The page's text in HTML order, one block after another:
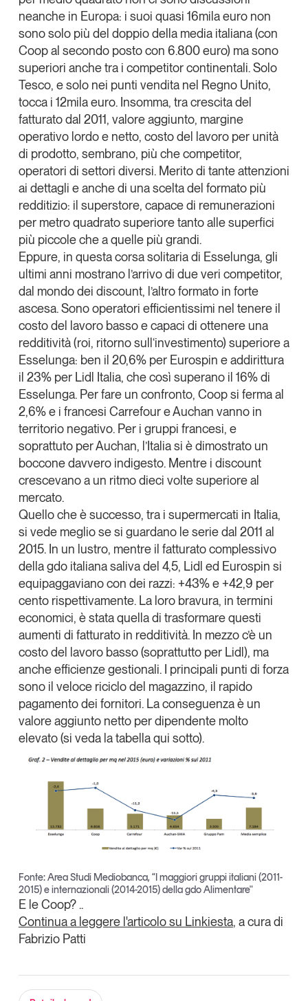
Chi siamo
Newsletter
Contatti
Tendenze Journal
La nostra newsletter nella tua email
Iscriviti
Un anno di
Tendenze2026
Leggi il magazine
Tendenze è il magazine di GS1 Italy che racconta in
modo indipendente il cambiamento e le sfide del largo
consumo e dell’economia a professionisti e
consumatori
GS1 Italy GS1 Italy GS1 Italy
Tendenze
GS1 Italy
neanche in Europa: i suoi quasi 16mila euro non
sono solo più del doppio della media italiana (con
Coop al secondo posto con 6.800 euro) ma sono
superiori anche tra i competitor continentali. Solo
Tesco, e solo nei punti vendita nel Regno Unito,
tocca i 12mila euro. Insomma, tra crescita del
fatturato dal 2011, valore aggiunto, margine
operativo lordo e netto, costo del lavoro per unità
di prodotto, sembrano, più che competitor,
operatori di settori diversi. Merito di tante attenzioni
ai dettagli e anche di una scelta del formato più
redditizio: il superstore, capace di remunerazioni
per metro quadrato superiore tanto alle superfici
più piccole che a quelle più grandi.
Eppure, in questa corsa solitaria di Esselunga, gli
ultimi anni mostrano l’arrivo di due veri competitor,
dal mondo dei discount, l’altro formato in forte
ascesa. Sono operatori efficientissimi nel tenere il
costo del lavoro basso e capaci di ottenere una
redditività (roi, ritorno sull‘investimento) superiore a
Esselunga: ben il 20,6% per Eurospin e addirittura
il 23% per Lidl Italia, che così superano il 16% di
Esselunga. Per fare un confronto, Coop si ferma al
2,6% e i francesi Carrefour e Auchan vanno in
territorio negativo. Per i gruppi francesi, e
soprattuto per Auchan, l’Italia si è dimostrato un
boccone davvero indigesto. Mentre i discount
crescevano a un ritmo dieci volte superiore al
mercato.
Quello che è successo, tra i supermercati in Italia,
si vede meglio se si guardano le serie dal 2011 al
2015. In un lustro, mentre il fatturato complessivo
della gdo italiana saliva del 4,5, Lidl ed Eurospin si
equipaggaviano con dei razzi: +43% e +42,9 per
cento rispettivamente. La loro bravura, in termini
economici, è stata quella di trasformare questi
aumenti di fatturato in redditività. In mezzo c’è un
costo del lavoro basso (soprattutto per Lidl), ma
ancheefficienze gestionali. I principali punti di forza
sono il veloce riciclo del magazzino, il rapido
pagamento dei fornitori. La conseguenza è un
valore aggiunto netto per dipendente molto
elevato (si veda la tabella qui sotto).
Fonte: Area Studi Mediobanca, “I maggiori gruppi italiani (2011-
2015) e internazionali (2014-2015) della gdo Alimentare"
E le Coop? ..
Continua a leggere l'articolo su Linkiesta, a cura di
Fabrizio Patti